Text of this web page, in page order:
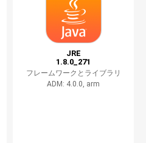
JRE
1.8.0_271
フレームワークとライブラリ
ADM: 4.0.0, arm